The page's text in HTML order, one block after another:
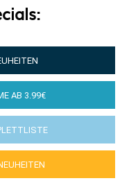
AB 3.99€